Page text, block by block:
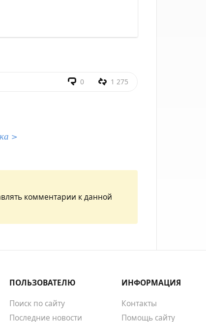
0 1 275
>
комментарии к данной
ПОЛЬЗОВАТЕЛЮ
Поиск по сайту
Последние новости
ИНФОРМАЦИЯ
Контакты
Помощь сайту